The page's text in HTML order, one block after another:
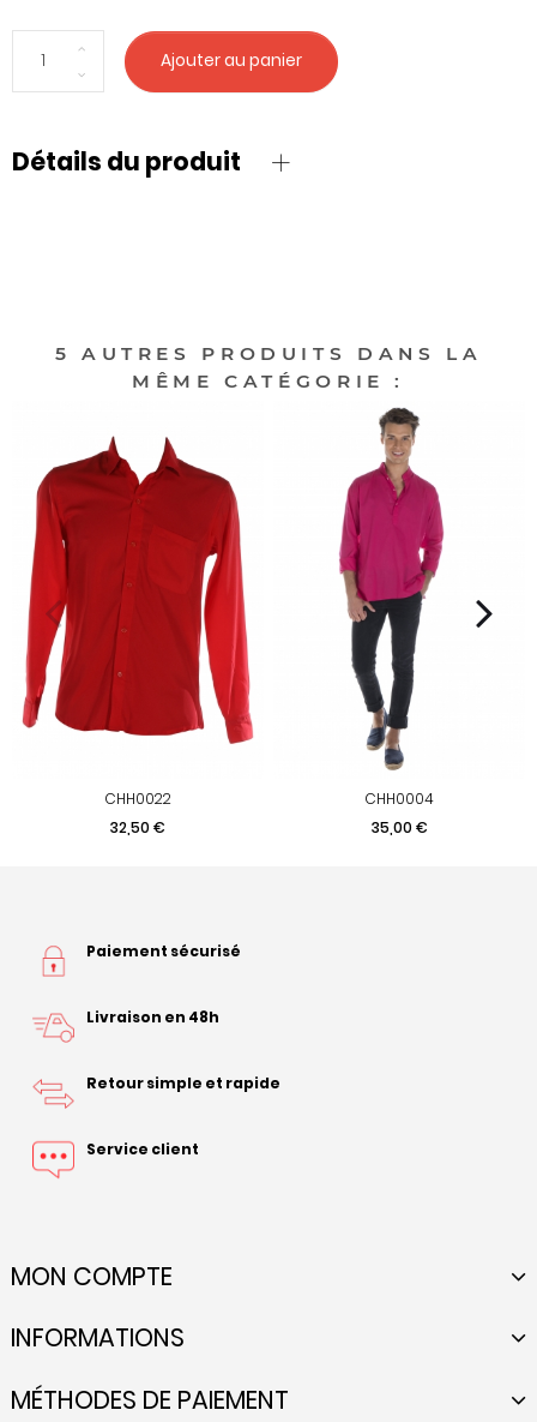
Ajouter au panier
Détails du produit
5 AUTRES PRODUITS DANS LA
MÊME CATÉGORIE :
CHH0022
Prix
32,50 €
CHH0004
Prix
35,00 €
Paiement sécurisé
Livraison en 48h
Retour simple et rapide
Service client
MON COMPTE
INFORMATIONS
MÉTHODES DE PAIEMENT